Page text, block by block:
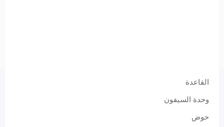
القاعدة
وحدة السيفون
حوض